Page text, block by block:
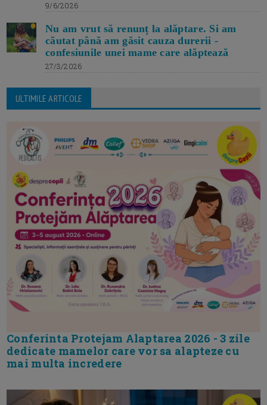
9/6/2026
Nu am vrut să renunț la alăptare. Si am
căutat până am găsit cauza durerii -
confesiunile unei mame care alăptează
27/3/2026
ULTIMILE ARTICOLE
Conferinta Protejam Alaptarea 2026 - 3 zile
dedicate mamelor care vor sa alapteze cu
mai multa incredere